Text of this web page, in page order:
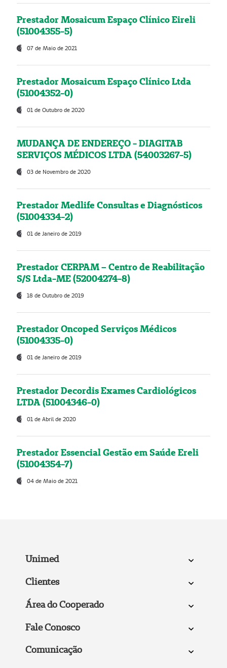
Prestador Mosaicum Espaço Clínico Eireli
(51004355-5)
07 de Maio de 2021
Prestador Mosaicum Espaço Clínico Ltda
(51004352-0)
01 de Outubro de 2020
MUDANÇA DE ENDEREÇO - DIAGITAB
SERVIÇOS MÉDICOS LTDA (54003267-5)
03 de Novembro de 2020
Prestador Medlife Consultas e Diagnósticos
(51004334-2)
01 de Janeiro de 2019
Prestador CERPAM – Centro de Reabilitação
S/S Ltda-ME (52004274-8)
18 de Outubro de 2019
Prestador Oncoped Serviços Médicos
(51004335-0)
01 de Janeiro de 2019
Prestador Decordis Exames Cardiológicos
LTDA (51004346-0)
01 de Abril de 2020
Prestador Essencial Gestão em Saúde Ereli
(51004354-7)
04 de Maio de 2021
Unimed
Clientes
Área do Cooperado
Fale Conosco
Comunicação